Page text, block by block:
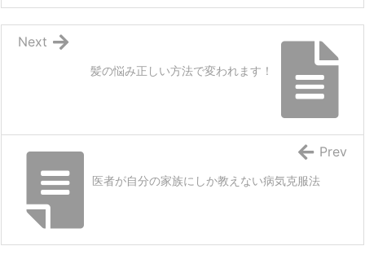
髪の悩み正しい方法で変われます！
Next
医者が自分の家族にしか教えない病気克服法
Prev